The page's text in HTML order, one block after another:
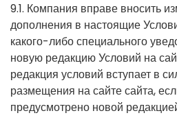
9.1. Компания вправе вносить
дополнения в настоящие
какого-либо специального
новую редакцию Условий на
редакция условий вступает в
размещения на сайте сайта,
предусмотрено новой